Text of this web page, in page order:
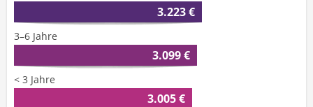
3.223 €
3–6 Jahre
3.099 €
< 3 Jahre
3.005 €